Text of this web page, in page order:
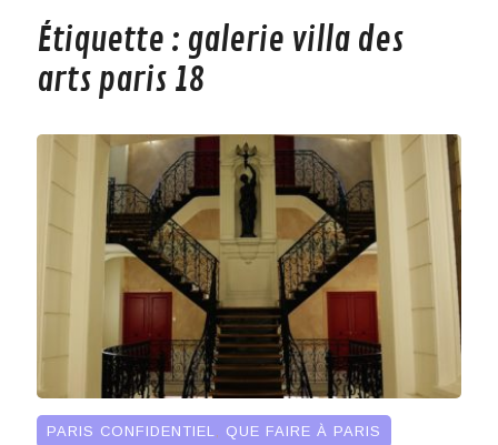
Étiquette : galerie villa des
arts paris 18
PARIS CONFIDENTIEL QUE FAIRE À PARIS